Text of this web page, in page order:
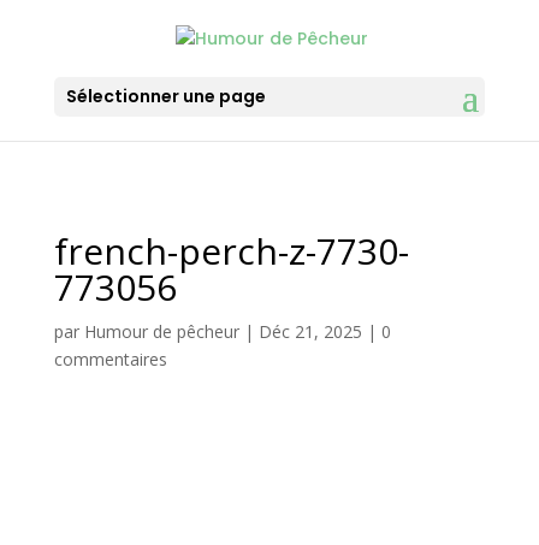
Sélectionner une page
french-perch-z-7730-
773056
par Humour de pêcheur| Déc 21, 2025 | 0
commentaires